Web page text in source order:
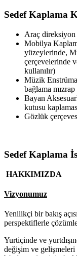
Sedef Kaplama
Araç direksiyon
Mobilya
yüzeylerinde,
çerçevelerinde
kullanılır)
Müzik
bağlama mızrap
Bayan
kutusu
Gözlük
Sedef Kaplama
HAKKIMIZDA
Vizyonumuz
Yenilikçi bir bakış
perspektiflerle
Yurtiçinde ve
değişim ve